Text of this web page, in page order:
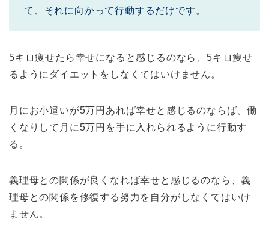
て、それに向かって行動するだけです。
5キロ痩せたら幸せになると感じるのなら、5キロ痩せ
るようにダイエットをしなくてはいけません。
月にお小遣いが5万円あれば幸せと感じるのならば、働
くなりして月に5万円を手に入れられるように行動す
る。
義理母との関係が良くなれば幸せと感じるのなら、義
理母との関係を修復する努力を自分がしなくてはいけ
ません。